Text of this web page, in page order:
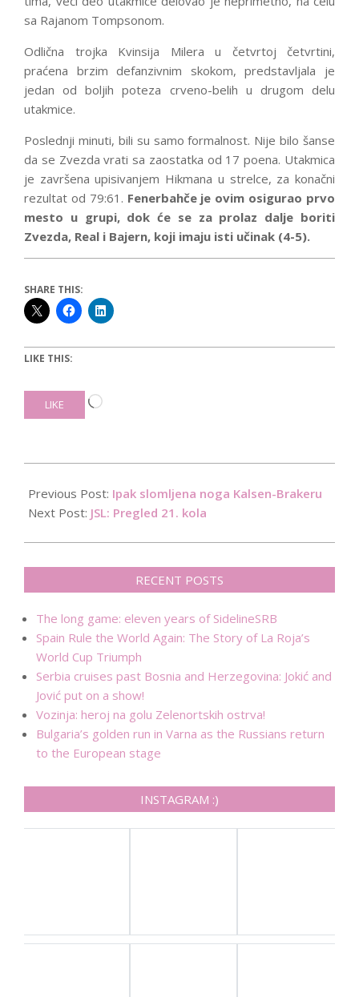
sa Rajanom Tompsonom.
Odlična trojka Kvinsija Milera u četvrtoj četvrtini,
praćena brzim defanzivnim skokom, predstavljala je
jedan od boljih poteza crveno-belih u drugom delu
utakmice.
Poslednji minuti, bili su samo formalnost. Nije bilo šanse
da se Zvezda vrati sa zaostatka od 17 poena. Utakmica
je završena upisivanjem Hikmana u strelce, za konačni
rezultat od 79:61. Fenerbahče je ovim osigurao prvo
mesto u grupi, dok će se za prolaz dalje boriti
Zvezda, Real i Bajern, koji imaju isti učinak (4-5).
SHARE THIS:
LIKE THIS:
LIKE
12-
11
Previous Post: Ipak slomljena noga Kalsen-Brakeru
Next Post: JSL: Pregled 21. kola
RECENT POSTS
The long game: eleven years of SidelineSRB
Spain Rule the World Again: The Story of La Roja’s
World Cup Triumph
Serbia cruises past Bosnia and Herzegovina: Jokić and
Jović put on a show!
Vozinja: heroj na golu Zelenortskih ostrva!
Bulgaria’s golden run in Varna as the Russians return
to the European stage
INSTAGRAM :)